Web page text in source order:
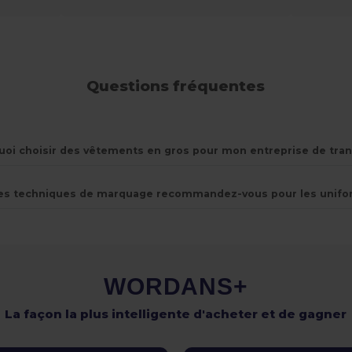
Questions fréquentes
choisir des vêtements en gros pour mon entreprise de
techniques de marquage recommandez-vous pour les
WORDANS+
La façon la plus intelligente d'acheter et de gagner